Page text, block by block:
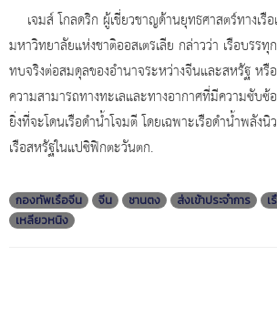
เจมส์ โกลดริก ผู้เชี่ยวชาญด้านยุทธศาสตร์ทางเรื
มหาวิทยาลัยแห่งชาติออสเตรเลีย กล่าวว่า เรือบรรทุ
ทบจริงต่อสมดุลของอำนาจระหว่างจีนและสหรัฐ ห
ความสามารถทางทะเลและทางอากาศที่มีความซับซ้
ยิ่งที่จะโดนเรือดำน้ำโจมตี โดยเฉพาะเรือดำน้ำพลังนิ
เรือสหรัฐในแปซิฟิกตะวันตก.
กองทัพเรือจีน จีน ชานตง ส่งเข้าประจำการ
เ
เหลียวหนิง